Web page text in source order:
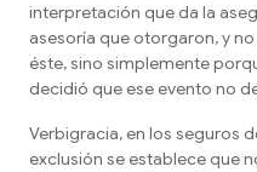
interpretación que da la
asesoría que otorgaron, y
éste, sino simplemente
decidió que ese evento no
Verbigracia, en los seguros
exclusión se establece que